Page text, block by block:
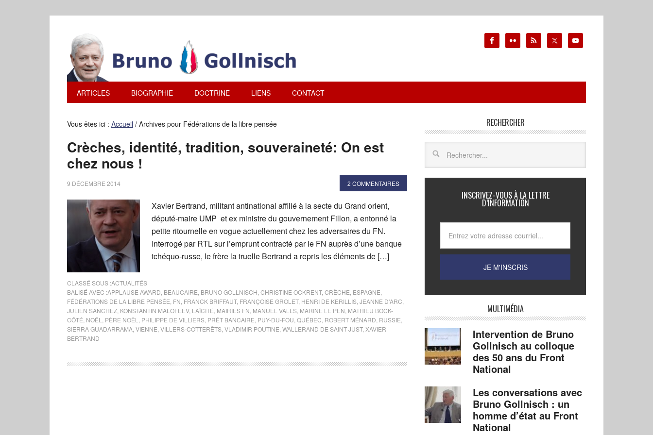
ARTICLES BIOGRAPHIE DOCTRINE LIENS CONTACT
Vous êtes ici : Accueil / Archives pour Fédérations de la libre pensée
Crèches, identité, tradition, souveraineté: On est
chez nous !
9 DÉCEMBRE 2014 2 COMMENTAIRES
Xavier Bertrand, militant antinational affilié à la secte du Grand orient,
député-maire UMP et ex ministre du gouvernement Fillon, a entonné la
petite ritournelle en vogue actuellement chez les adversaires du FN.
Interrogé par RTL sur l’emprunt contracté par le FN auprès d’une banque
tchéquo-russe, le frère la truelle Bertrand a repris les éléments de […]
CLASSÉ SOUS :ACTUALITÉS
BALISÉ AVEC :APPLAUSE AWARD BEAUCAIRE BRUNO GOLLNISCH CHRISTINE OCKRENT, CRÈCHE ESPAGNE
FÉDÉRATIONS DE LA LIBRE PENSÉE FN FRANCK BRIFFAUT, FRANÇOISE GROLET, HENRI DE KERILLIS JEANNE D'ARC
JULIEN SANCHEZ KONSTANTIN MALOFEEV, LAÏCITÉ MAIRIES FN MANUEL VALLS MARINE LE PEN MATHIEU BOCK-
CÔTÉ NOËL PÈRE NOËL PHILIPPE DE VILLIERS PRÊT BANCAIRE PUY-DU-FOU QUÉBEC ROBERT MÉNARD RUSSIE
SIERRA GUADARRAMA VIENNE VILLERS-COTTERÊTS VLADIMIR POUTINE WALLERAND DE SAINT JUST, XAVIER
BERTRAND
RECHERCHER
INSCRIVEZ-VOUS À LA LETTRE
D’INFORMATION
MULTIMÉDIA
Intervention de Bruno
Gollnisch au colloque
des 50 ans du Front
National
Les conversations avec
Bruno Gollnisch : un
homme d’état au Front
National